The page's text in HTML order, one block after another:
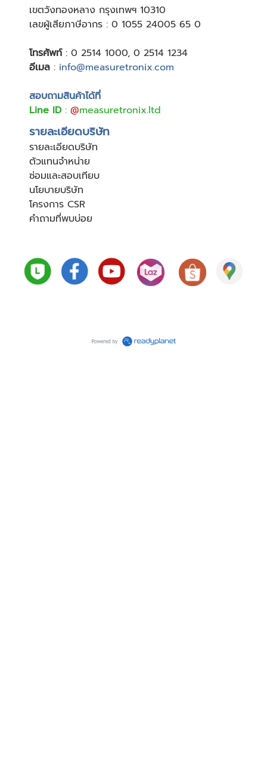
เขตวังทองหลาง กรุงเทพฯ 10310
เลขผู้เสียภาษีอากร : 0 1055 24005 65 0
โทรศัพท์: 0 2514 1000, 0 2514 1234
อีเมล : info@measuretronix.com
สอบถามสินค้าได้ที่
Line ID: @measuretronix.ltd
รายละเอียดบริษัท
รายละเอียดบริษัท
ตัวแทนจำหน่าย
ซ่อมและสอบเทียบ
นโยบายบริษัท
โครงการ CSR
คำถามที่พบบ่อย